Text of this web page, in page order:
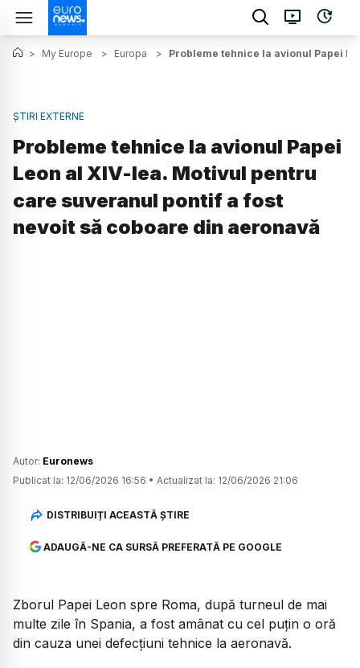
> My Europe > Europa > Probleme tehnice la avionul Papei
ȘTIRI EXTERNE
Probleme tehnice la avionul Papei
Leon al XIV-lea. Motivul pentru
care suveranul pontif a fost
nevoit să coboare din aeronavă
Autor: Euronews
Publicat la: 12/06/2026 16:56 • Actualizat la: 12/06/2026 21:06
DISTRIBUIȚI ACEASTĂ ȘTIRE
ADAUGĂ-NE CA SURSĂ PREFERATĂ PE GOOGLE
Zborul Papei Leon spre Roma, după turneul de mai
multe zile în Spania, a fost amânat cu cel puțin o oră
din cauza unei defecțiuni tehnice la aeronavă.